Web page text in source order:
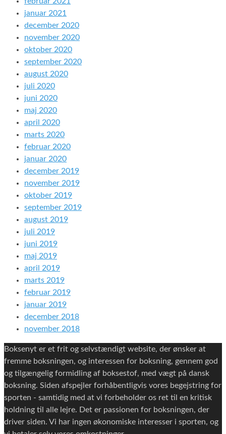
januar 2021
december 2020
november 2020
oktober 2020
september 2020
august 2020
juli 2020
juni 2020
maj 2020
april 2020
marts 2020
februar 2020
januar 2020
december 2019
november 2019
oktober 2019
september 2019
august 2019
juli 2019
juni 2019
maj 2019
april 2019
marts 2019
februar 2019
januar 2019
december 2018
november 2018
Boksenyt er et frit og selvstændigt website, der ønsker at
fremme boksningen, og interessen for boksning, gennem god
og tilgængelig formidling af boksestof, med vægt på dansk
boksning. Siden afspejler forhåbentligvis vores begejstring for
sporten - samtidig med at vi forbeholder os ret til en kritisk
holdning til alle lejre. Det er passionen for boksningen, der
driver siden. Vi har ingen økonomiske interesser i sporten, og